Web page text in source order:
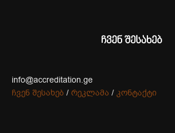
ჩვენ შესახებ
info@accreditation.ge
ჩვენ შესახებ / რეკლამა / კონტაქტი